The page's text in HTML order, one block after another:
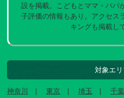
設を掲載。こどもとママ・パパ
子評価の情報もあり。アクセス
キングも掲載し
対象エリ
神奈川 東京 埼玉 千葉